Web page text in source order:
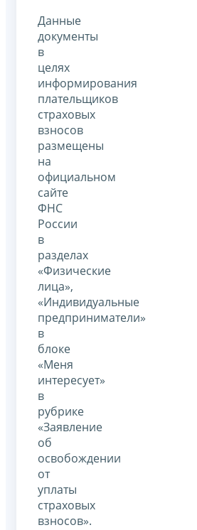
Данные
документы
в
целях
информирования
плательщиков
страховых
взносов
размещены
на
официальном
сайте
ФНС
России
в
разделах
«Физические
лица»,
«Индивидуальные
предприниматели»
в
блоке
«Меня
интересует»
в
рубрике
«Заявление
об
освобождении
от
уплаты
страховых
взносов».